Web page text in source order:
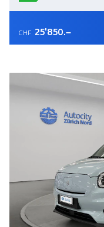
CHF 25'850.–